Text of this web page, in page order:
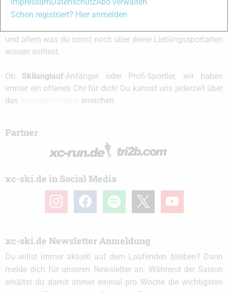
xc-ski.de ist DAS deutschsprachige Portal mit aktuellen
News aus dem Skilanglauf, Biathlon und der Nordischen
und allem was du sonst noch über deine Lieblingssportarten
wissen solltest.
Ob Skilanglauf-Anfänger oder Profi-Sportler, wir haben
immer ein offenes Ohr für dich! Du kannst uns jederzeit über
das
erreichen.
Partner
xc-ski.de in Social Media
instagramfacebook spotify youtube
xc-ski.de Newsletter Anmeldung
Du willst immer aktuell auf dem Laufenden bleiben? Dann
melde dich für unseren Newsletter an. Während der Saison
erhältst du damit immer einmal pro Woche die wichtigsten
Schon registriert? Hier anmelden